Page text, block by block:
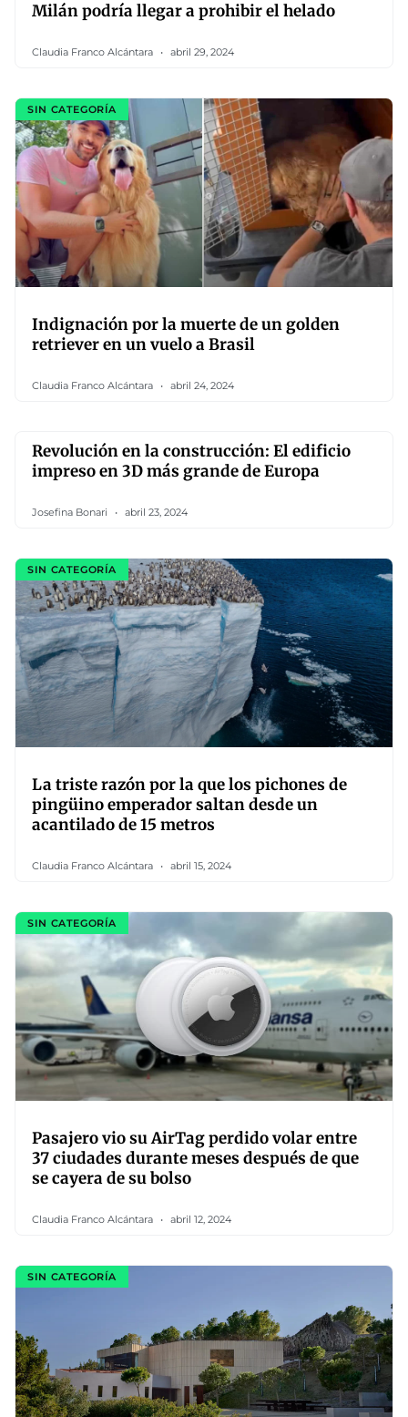
Milán podría llegar a prohibir el helado
Claudia Franco Alcántara abril 29, 2024
SIN CATEGORÍA
Indignación por la muerte de un golden
retriever en un vuelo a Brasil
Claudia Franco Alcántara abril 24, 2024
Revolución en la construcción: El edificio
impreso en 3D más grande de Europa
Josefina Bonari abril 23, 2024
SIN CATEGORÍA
La triste razón por la que los pichones de
pingüino emperador saltan desde un
acantilado de 15 metros
Claudia Franco Alcántara abril 15, 2024
SIN CATEGORÍA
Pasajero vio su AirTag perdido volar entre
37 ciudades durante meses después de que
se cayera de su bolso
Claudia Franco Alcántara abril 12, 2024
SIN CATEGORÍA